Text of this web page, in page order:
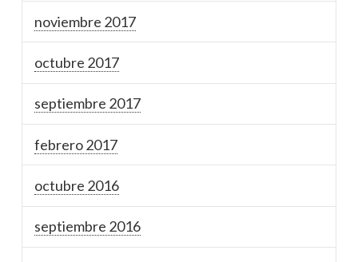
noviembre 2017
octubre 2017
septiembre 2017
febrero 2017
octubre 2016
septiembre 2016